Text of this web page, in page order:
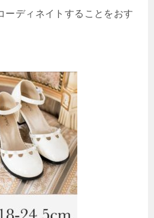
ーディネイトすることをおす